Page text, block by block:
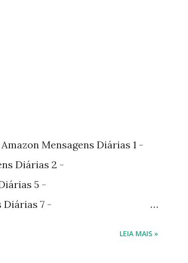
Mensagens Diárias 1 -
Diárias 2 -
5 -
7 -
LEIA MAIS »